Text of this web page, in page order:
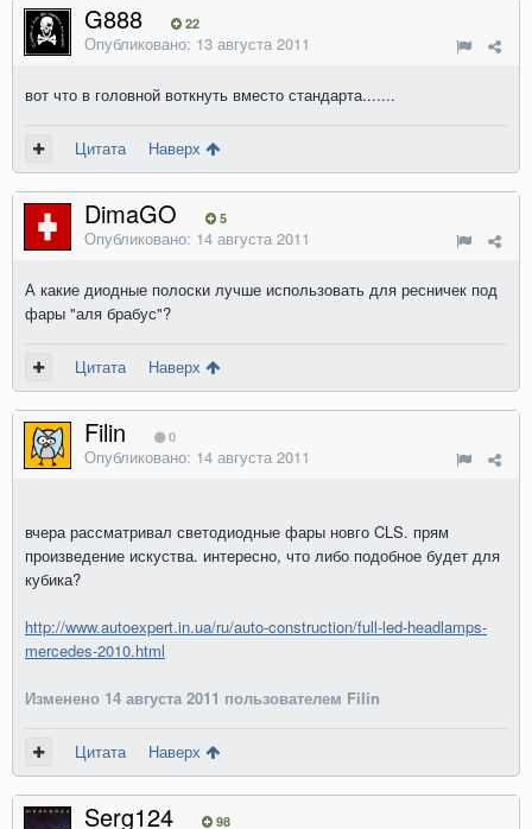
G888 22
Опубликовано: 13 августа 2011
вот что в головной воткнуть вместо стандарта.......
Цитата Наверх
DimaGO 5
Опубликовано: 14 августа 2011
А какие диодные полоски лучше использовать для ресничек под
фары "аля брабус"?
Цитата Наверх
Filin 0
Опубликовано: 14 августа 2011
вчера рассматривал светодиодные фары новго CLS. прям
произведение искуства. интересно, что либо подобное будет для
кубика?
http://www.autoexpert.in.ua/ru/auto-construction/full-led-headlamps-
mercedes-2010.html
Изменено 14 августа 2011 пользователем Filin
Цитата Наверх
Serg124 98